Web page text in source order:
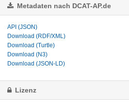
Metadaten nach DCAT-AP.de
API (JSON)
Download (RDF/XML)
Download (Turtle)
Download (N3)
Download (JSON-LD)
Lizenz